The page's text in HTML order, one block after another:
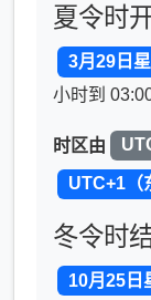
夏令时
3月29日
小时到
时区由
UTC+1（
冬令时
10月25日